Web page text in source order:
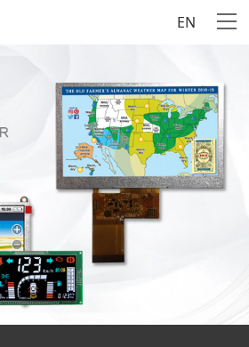
EN